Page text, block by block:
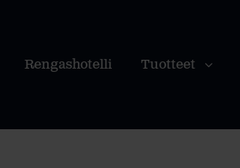
Rengashotelli Tuotteet